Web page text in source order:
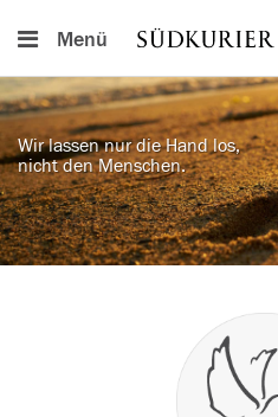
Menü
Wir lassen nur die Hand los,
nicht den Menschen.